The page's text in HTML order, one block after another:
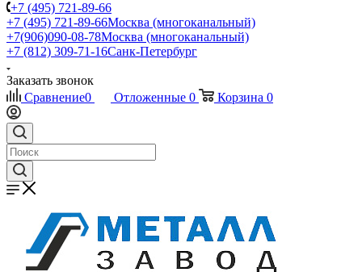
+7 (495) 721-89-66
+7 (495) 721-89-66Москва (многоканальный)
+7(906)090-08-78Москва (многоканальный)
+7 (812) 309-71-16Санк-Петербург
Заказать звонок
Сравнение0 Отложенные 0 Корзина 0